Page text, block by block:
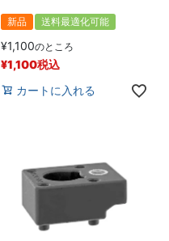
新品 送料最適化可能
¥1,100のところ
¥1,100税込
カートに入れる